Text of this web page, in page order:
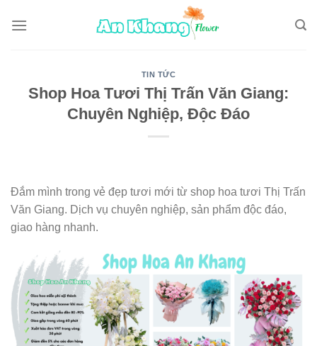
TIN TỨC
Shop Hoa Tươi Thị Trấn Văn Giang:
Chuyên Nghiệp, Độc Đáo
Đắm mình trong vẻ đẹp tươi mới từ shop hoa tươi Thị Trấn
Văn Giang. Dịch vụ chuyên nghiệp, sản phẩm độc đáo,
giao hàng nhanh.